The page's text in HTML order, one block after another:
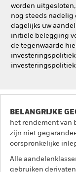
worden
nog steeds nadelig
dagelijks uw
initiële belegging
de tegenwaarde
investeringspolitiek
investeringspolitiek
BELANGRIJKE
het rendement van
zijn niet
oorspronkelijke
Alle
gebruiken